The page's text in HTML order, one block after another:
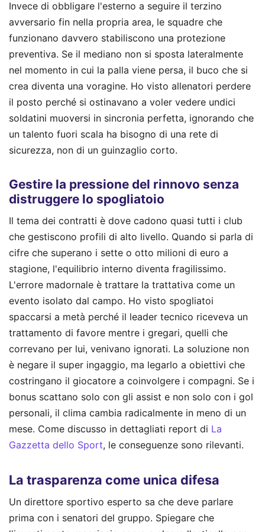
Invece di obbligare l'esterno a seguire il terzino
avversario fin nella propria area, le squadre che
funzionano davvero stabiliscono una protezione
preventiva. Se il mediano non si sposta lateralmente
nel momento in cui la palla viene persa, il buco che si
crea diventa una voragine. Ho visto allenatori perdere
il posto perché si ostinavano a voler vedere undici
soldatini muoversi in sincronia perfetta, ignorando che
un talento fuori scala ha bisogno di una rete di
sicurezza, non di un guinzaglio corto.
Gestire la pressione del rinnovo senza
distruggere lo spogliatoio
Il tema dei contratti è dove cadono quasi tutti i club
che gestiscono profili di alto livello. Quando si parla di
cifre che superano i sette o otto milioni di euro a
stagione, l'equilibrio interno diventa fragilissimo.
L'errore madornale è trattare la trattativa come un
evento isolato dal campo. Ho visto spogliatoi
spaccarsi a metà perché il leader tecnico riceveva un
trattamento di favore mentre i gregari, quelli che
correvano per lui, venivano ignorati. La soluzione non
è negare il super ingaggio, ma legarlo a obiettivi che
costringano il giocatore a coinvolgere i compagni. Se i
bonus scattano solo con gli assist e non solo con i gol
personali, il clima cambia radicalmente in meno di un
mese. Come discusso in dettagliati report di La
Gazzetta dello Sport, le conseguenze sono rilevanti.
La trasparenza come unica difesa
Un direttore sportivo esperto sa che deve parlare
prima con i senatori del gruppo. Spiegare che